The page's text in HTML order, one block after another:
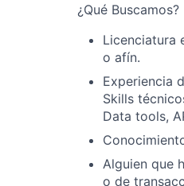
¿Qué Buscamos?
Licenciatura
o afín.
Experiencia
Skills
Data tools,
Alguien que
o de